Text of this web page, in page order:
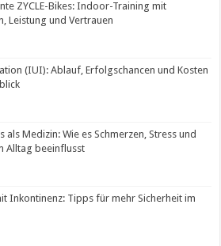
ZYCLE-Bikes: Indoor-Training mit
Leistung und Vertrauen
(IUI): Ablauf, Erfolgschancen und Kosten
als Medizin: Wie es Schmerzen, Stress und
Alltag beeinflusst
Inkontinenz: Tipps für mehr Sicherheit im